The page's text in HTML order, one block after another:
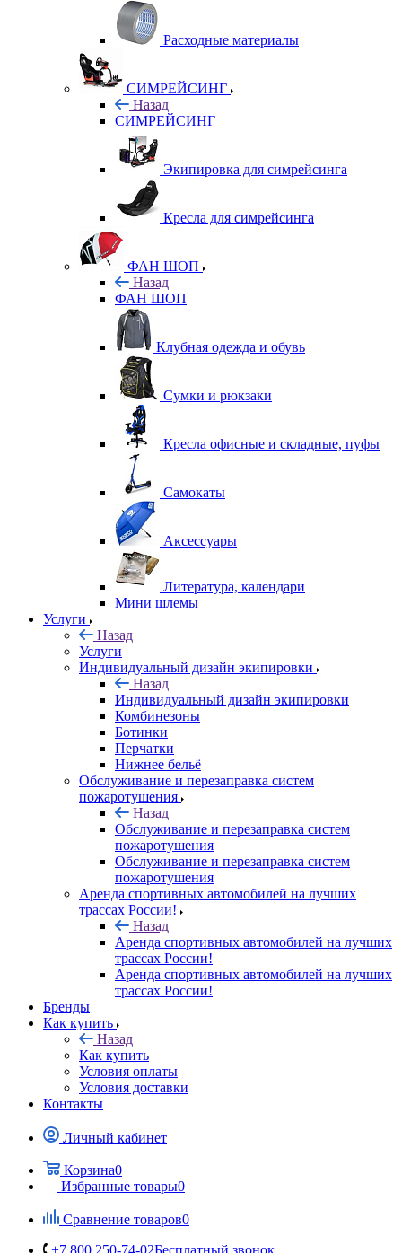
Расходные материалы
СИМРЕЙСИНГ
Назад
СИМРЕЙСИНГ
Экипировка для симрейсинга
Кресла для симрейсинга
ФАН ШОП
Назад
ФАН ШОП
Клубная одежда и обувь
Сумки и рюкзаки
Кресла офисные и складные, пуфы
Самокаты
Аксессуары
Литература, календари
Мини шлемы
Услуги
Назад
Услуги
Индивидуальный дизайн экипировки
Назад
Индивидуальный дизайн экипировки
Комбинезоны
Ботинки
Перчатки
Нижнее бельё
Обслуживание и перезаправка систем
пожаротушения
Назад
Обслуживание и перезаправка систем
пожаротушения
Обслуживание и перезаправка систем
пожаротушения
Аренда спортивных автомобилей на лучших
трассах России!
Назад
Аренда спортивных автомобилей на лучших
трассах России!
Аренда спортивных автомобилей на лучших
трассах России!
Бренды
Как купить
Назад
Как купить
Условия оплаты
Условия доставки
Контакты
Личный кабинет
Корзина0
Избранные товары0
Сравнение товаров0
+7 800 250-74-02Бесплатный звонок